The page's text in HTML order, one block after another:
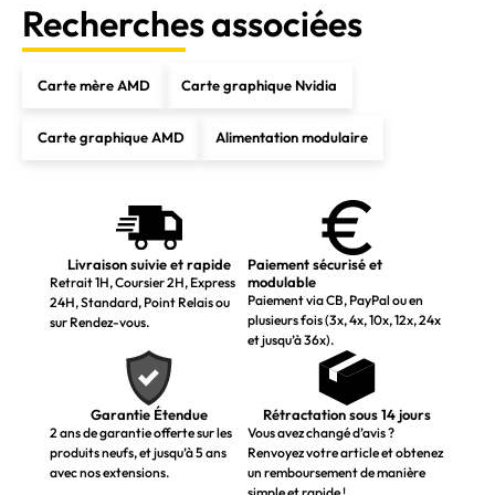
Recherches associées
Carte mère AMD Carte graphique Nvidia
Carte graphique AMD Alimentation modulaire
Livraison suivie et rapide
Retrait 1H, Coursier 2H, Express
24H, Standard, Point Relais ou
sur Rendez-vous.
Paiement sécurisé et
modulable
Paiement via CB, PayPal ou en
plusieurs fois (3x, 4x, 10x, 12x, 24x
et jusqu’à 36x).
Garantie Étendue
2 ans de garantie offerte sur les
produits neufs, et jusqu’à 5 ans
avec nos extensions.
Rétractation sous 14 jours
Vous avez changé d’avis ?
Renvoyez votre article et obtenez
un remboursement de manière